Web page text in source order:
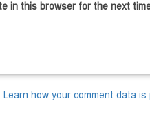
in this browser for the next
Learn how your comment data is